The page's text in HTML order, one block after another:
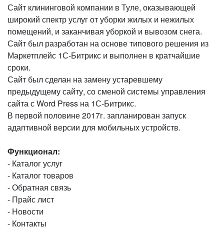
Сайт клининговой компании в Туле, оказывающей
широкий спектр услуг от уборки жилых и нежилых
помещений, и заканчивая уборкой и вывозом снега.
Сайт был разработан на основе типового решения из
Маркетплейс 1С-Битрикс и выполнен в кратчайшие
сроки.
Сайт был сделан на замену устаревшему
предыдущему сайту, со сменой системы управления
сайта с Word Press на 1С-Битрикс.
В первой половине 2017г. запланирован запуск
адаптивной версии для мобильных устройств.
Функционал:
- Каталог услуг
- Каталог товаров
- Обратная связь
- Прайс лист
- Новости
- Контакты